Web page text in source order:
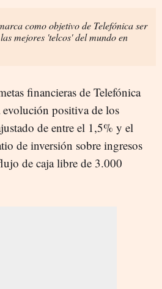
como objetivo de Telefónica ser
mejores 'telcos' del mundo en
financieras de Telefónica
positiva de los
de entre el 1,5% y el
de inversión sobre ingresos
de caja libre de 3.000